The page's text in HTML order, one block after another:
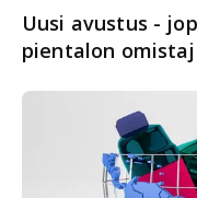
Uusi avustus -
pientalon